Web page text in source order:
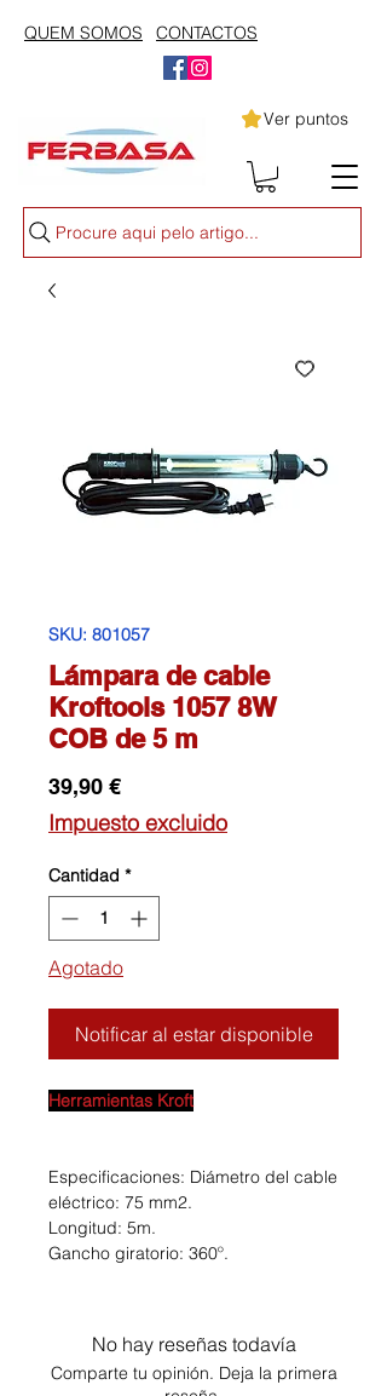
QUEM SOMOS CONTACTOS
Ver puntos
Procure aqui pelo artigo...
SKU: 801057
Lámpara de cable
Kroftools 1057 8W
COB de 5 m
39,90 €Precio
Impuesto excluido
Cantidad *
Agotado
Notificar al estar disponible
Herramientas Kroft
Especificaciones: Diámetro del cable
eléctrico: 75 mm2.
Longitud: 5m.
Gancho giratorio: 360º.
No hay reseñas todavía
Comparte tu opinión. Deja la primera